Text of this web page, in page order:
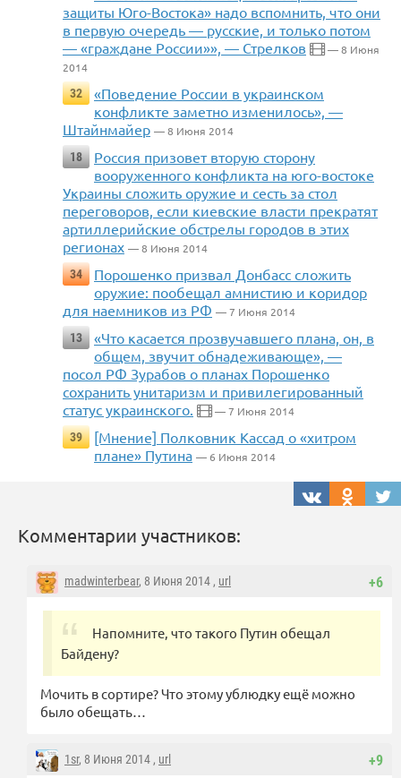
защиты Юго-Востока» надо вспомнить, что они
в первую очередь — русские, и только потом
— «граждане России»», — Стрелков
— 8 Июня
2014
32
«Поведение России в украинском
конфликте заметно изменилось», —
Штайнмайер — 8 Июня 2014
18
Россия призовет вторую сторону
вооруженного конфликта на юго-востоке
Украины сложить оружие и сесть за стол
переговоров, если киевские власти прекратят
артиллерийские обстрелы городов в этих
регионах — 8 Июня 2014
34
Порошенко призвал Донбасс сложить
оружие: пообещал амнистию и коридор
для наемников из РФ — 7 Июня 2014
13
«Что касается прозвучавшего плана, он, в
общем, звучит обнадеживающе», —
посол РФ Зурабов о планах Порошенко
сохранить унитаризм и привилегированный
статус украинского.
— 7 Июня 2014
39
[Мнение] Полковник Кассад о «хитром
плане» Путина — 6 Июня 2014
Комментарии участников:
+6
madwinterbear, 8 Июня 2014 , url
Напомните, что такого Путин обещал
Байдену?
Мочить в сортире? Что этому ублюдку ещё можно
было обещать…
+9
1sr, 8 Июня 2014 , url